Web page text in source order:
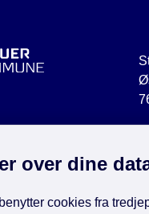
over dine
cookies fra